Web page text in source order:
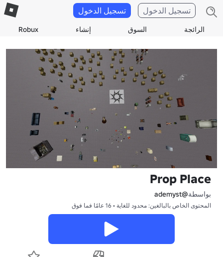
الرائجة السوق إنشاء Robux
تسجيل الدخول تسجيل الدخول
Prop Place
بواسطة@ademyst
المحتوى الخاص بالبالغين: محدود للغاية • 16 عامًا فما فوق